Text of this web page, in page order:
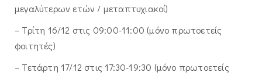
μεγαλύτερων ετών / μεταπτυχιακοί)
– Τρίτη 16/12 στις 09:00-11:00 (μόνο πρωτοετείς
φοιτητές)
– Τετάρτη 17/12 στις 17:30-19:30 (μόνο πρωτοετείς